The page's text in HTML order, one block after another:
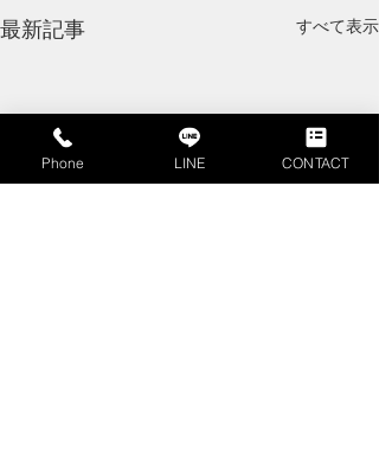
最新記事 すべて表示
Phone LINE CONTACT